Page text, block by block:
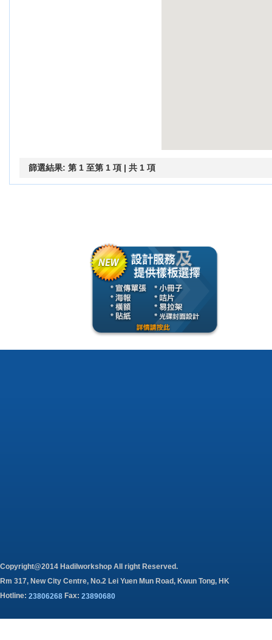
篩選結果: 第 1 至第 1 項 | 共 1 項
Copyright@2014 Hadilworkshop All right Reserved.
Rm 317, New City Centre, No.2 Lei Yuen Mun Road, Kwun Tong, HK
Hotline: 23806268 Fax: 23890680